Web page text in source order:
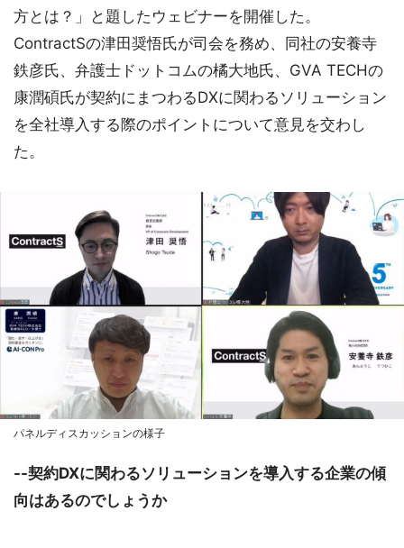
方とは？」と題したウェビナーを開催した。
ContractSの津田奨悟氏が司会を務め、同社の安養寺
鉄彦氏、弁護士ドットコムの橘大地氏、GVA TECHの
康潤碩氏が契約にまつわるDXに関わるソリューション
を全社導入する際のポイントについて意見を交わし
た。
パネルディスカッションの様子
--契約DXに関わるソリューションを導入する企業の傾
向はあるのでしょうか